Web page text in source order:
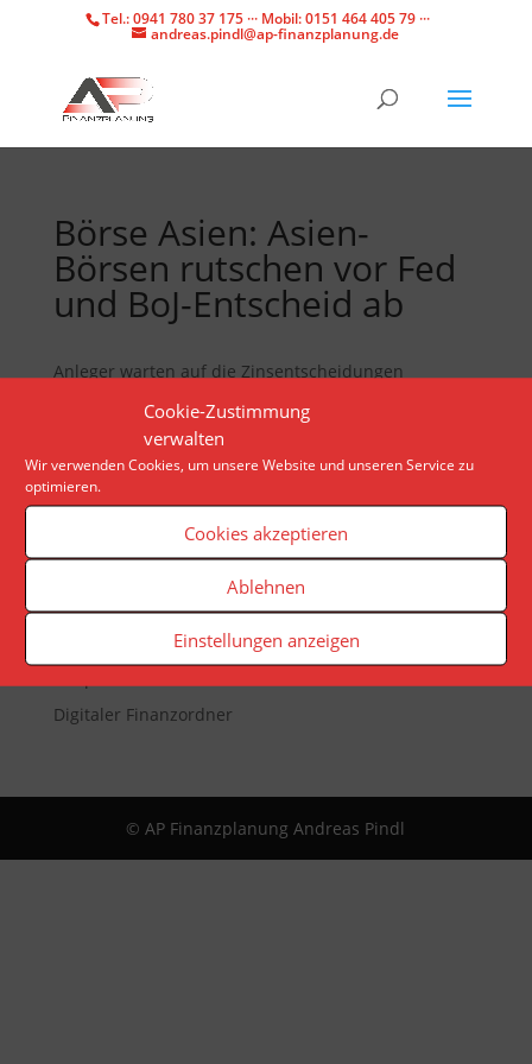
Cookie-Zustimmung
verwalten
Wir verwenden Cookies, um unsere Website und unseren Service zu
optimieren.
Cookies akzeptieren
Ablehnen
Einstellungen anzeigen
Tel.: 0941 780 37 175 ··· Mobil: 0151 464 405 79 ···
andreas.pindl@ap-finanzplanung.de
Börse Asien: Asien-
Börsen rutschen vor Fed
und BoJ-Entscheid ab
Anleger warten auf die Zinsentscheidungen
wichtiger Zentralbanken. Nikkei und Topix bleiben
im Verlauf zunächst unverändert.
Reporting
Digitaler Finanzordner
© AP Finanzplanung Andreas Pindl